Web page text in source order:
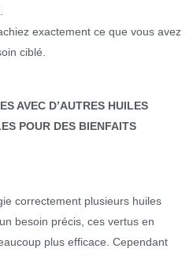
exactement ce que vous avez
ciblé.
AVEC D’AUTRES HUILES
POUR DES BIENFAITS
correctement plusieurs huiles
besoin précis, ces vertus en
plus efficace. Cependant